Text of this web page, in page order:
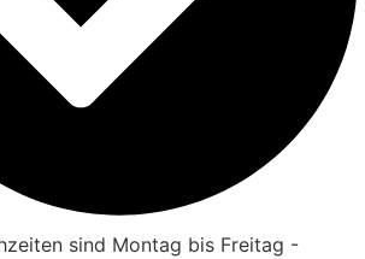
sind Montag bis Freitag -